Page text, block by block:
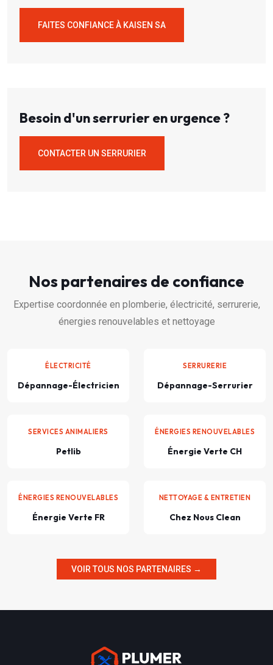
FAITES CONFIANCE À KAISEN SA
Besoin d'un serrurier en urgence ?
CONTACTER UN SERRURIER
Nos partenaires de confiance
Expertise coordonnée en plomberie, électricité, serrurerie,
énergies renouvelables et nettoyage
ÉLECTRICITÉ
Dépannage-Électricien
SERRURERIE
Dépannage-Serrurier
SERVICES ANIMALIERS
Petlib
ÉNERGIES RENOUVELABLES
Énergie Verte CH
ÉNERGIES RENOUVELABLES
Énergie Verte FR
NETTOYAGE & ENTRETIEN
Chez Nous Clean
VOIR TOUS NOS PARTENAIRES →